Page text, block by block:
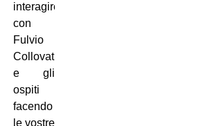
interagire
con
Fulvio
Collovati
e gli
ospiti
facendo
le vostre